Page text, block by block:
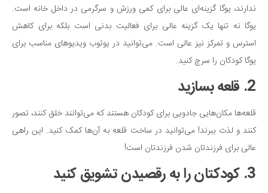
ندارند، یوگا گزینه‌ای عالی برای کمی ورزش و سرگرمی در داخل خانه است.
یوگا نه تنها یک گزینه عالی برای فعالیت بدنی است بلکه برای کاهش
استرس و تمرکز نیز عالی است. می‌توانید در یوتوب ویدیوهای مناسب برای
یوگا کودکان را سرچ کنید.
2. قلعه بسازید
قلعه‌ها مکان‌هایی جادویی برای کودکان هستند که می‌توانند خلق کنند، تصور
کنند و لذت ببرند! می‌توانید در ساخت قلعه به آ‌ن‌ها کمک کنید. این راهی
عالی برای فرزندتان شدن فرزندتان است!
3. کودکتان را به رقصیدن تشویق کنید